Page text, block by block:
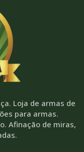
Loja de armas de
para armas.
Afinação de miras,